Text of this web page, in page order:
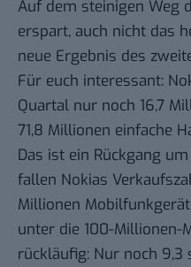
Auf dem steinigen Weg
erspart, auch nicht das
neue Ergebnis des
Für euch interessant:
Quartal nur noch 16,7
71,8 Millionen einfache
Das ist ein Rückgang
fallen Nokias
Millionen
unter die 100-Millionen-
rückläufig: Nur noch